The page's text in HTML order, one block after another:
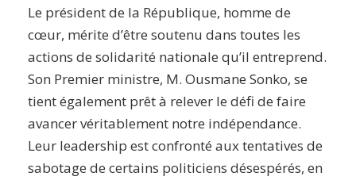
Le président de la République, homme de
cœur, mérite d’être soutenu dans toutes les
actions de solidarité nationale qu’il entreprend.
Son Premier ministre, M. Ousmane Sonko, se
tient également prêt à relever le défi de faire
avancer véritablement notre indépendance.
Leur leadership est confronté aux tentatives de
sabotage de certains politiciens désespérés, en